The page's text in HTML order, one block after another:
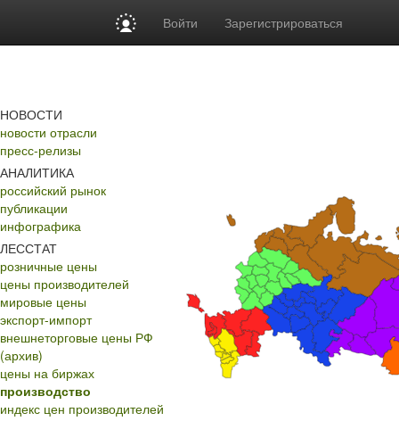
Войти Зарегистрироваться
НОВОСТИ
новости отрасли
пресс-релизы
АНАЛИТИКА
российский рынок
публикации
инфографика
ЛЕССТАТ
розничные цены
цены производителей
мировые цены
экспорт-импорт
внешнеторговые цены РФ
(архив)
цены на биржах
производство
индекс цен производителей